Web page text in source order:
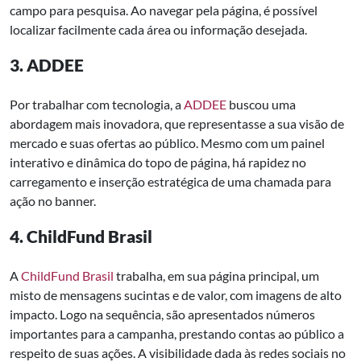
campo para pesquisa. Ao navegar pela página, é possível
localizar facilmente cada área ou informação desejada.
3. ADDEE
Por trabalhar com tecnologia, aADDEE buscou uma
abordagem mais inovadora, que representasse a sua visão de
mercado e suas ofertas ao público. Mesmo com um painel
interativo e dinâmica do topo de página, há rapidez no
carregamento e inserção estratégica de uma chamada para
ação no banner.
4. ChildFund Brasil
AChildFund Brasil trabalha, em sua página principal, um
misto de mensagens sucintas e de valor, com imagens de alto
impacto. Logo na sequência, são apresentados números
importantes para a campanha, prestando contas ao público a
respeito de suas ações. A visibilidade dada às redes sociais no